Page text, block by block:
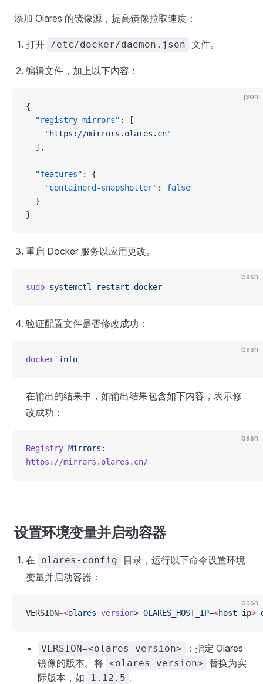
添加 Olares 的镜像源，提高镜像拉取速度：
打开 /etc/docker/daemon.json 文件。
编辑文件，加上以下内容：
json
{
  "registry-mirrors"
: [
    "https://mirrors.olares.cn"
  ],
  "features"
: {
    "containerd-snapshotter"
: false
  }
}
重启 Docker 服务以应用更改。
bash
sudo systemctl restart docker
验证配置文件是否修改成功：
bash
docker info
在输出的结果中，如输出结果包含如下内容，表示修
改成功：
bash
Registry Mirrors:
https://mirrors.olares.cn/
设置环境变量并启动容器
在 olares-config
目录，运行以下命令设置环境
变量并启动容器：
bash
VERSION=<olares version> OLARES_HOST_IP=<host i p>
VERSION=<olares version>
：指定 Olares
镜像的版本。将 <olares version>
替换为实
际版本，如
1.12.5 。